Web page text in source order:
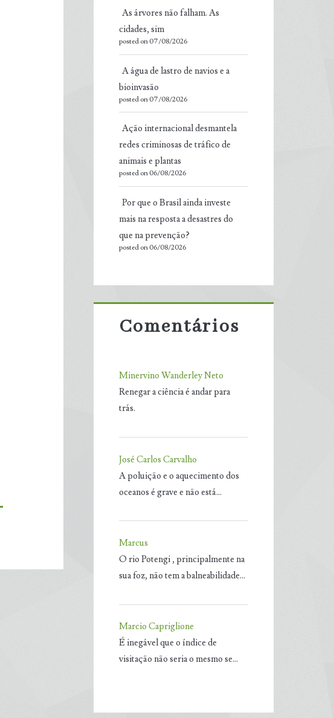
As árvores não falham. As
cidades, sim
posted on 07/08/2026
A água de lastro de navios e a
bioinvasão
posted on 07/08/2026
Ação internacional desmantela
redes criminosas de tráfico de
animais e plantas
posted on 06/08/2026
Por que o Brasil ainda investe
mais na resposta a desastres do
que na prevenção?
posted on 06/08/2026
Comentários
Minervino Wanderley Neto
Renegar a ciência é andar para
trás.
José Carlos Carvalho
A poluição e o aquecimento dos
oceanos é grave e não está…
Marcus
O rio Potengi , principalmente na
sua foz, não tem a balneabilidade…
Marcio Capriglione
É inegável que o índice de
visitação não seria o mesmo se…